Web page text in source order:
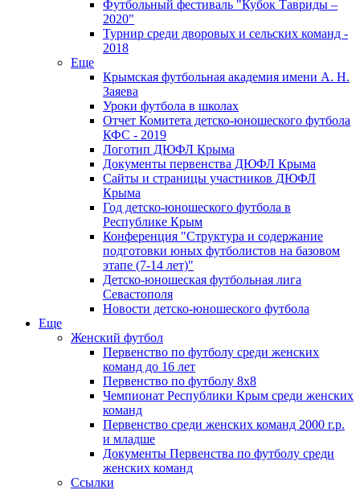
Футбольный фестиваль "Кубок Тавриды –
2020"
Турнир среди дворовых и сельских команд -
2018
Еще
Крымская футбольная академия имени А. Н.
Заяева
Уроки футбола в школах
Отчет Комитета детско-юношеского футбола
КФС - 2019
Логотип ДЮФЛ Крыма
Документы первенства ДЮФЛ Крыма
Сайты и страницы участников ДЮФЛ
Крыма
Год детско-юношеского футбола в
Республике Крым
Конференция "Структура и содержание
подготовки юных футболистов на базовом
этапе (7-14 лет)"
Детско-юношеская футбольная лига
Севастополя
Новости детско-юношеского футбола
Еще
Женский футбол
Первенство по футболу среди женских
команд до 16 лет
Первенство по футболу 8х8
Чемпионат Республики Крым среди женских
команд
Первенство среди женских команд 2000 г.р.
и младше
Документы Первенства по футболу среди
женских команд
Ссылки